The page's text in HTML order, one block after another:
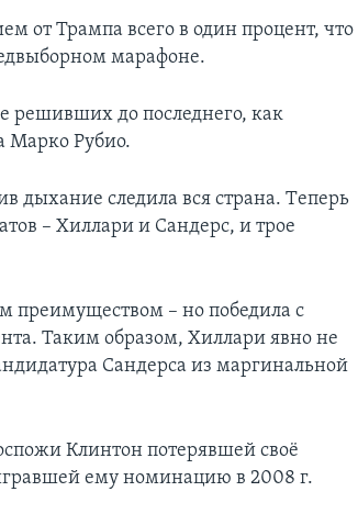
от Трампа всего в один процент, что
марафоне.
решивших до последнего, как
Марко Рубио.
дыхание следила вся страна. Tеперь
– Хиллари и Сандерс, и трое
преимуществом – но победила с
Таким образом, Хиллари явно не
Сандерса из маргинальной
Клинтон потерявшей своё
ему номинацию в 2008 г.